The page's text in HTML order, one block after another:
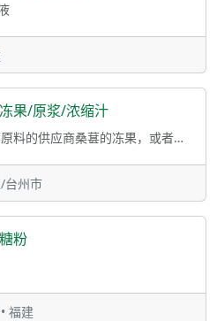
果/原浆/浓缩汁
急需:找一下桑葚原料的供应商桑葚的冻果，或者桑葚原浆，浓缩汁也可以采购量1-2吨。要求：资质齐全能寄样品优先考虑
台州市
粉
福建